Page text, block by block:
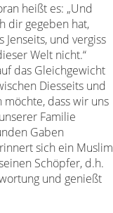
heißt es: „Und
dir gegeben hat,
und vergiss
Welt nicht.“
das Gleichgewicht
Diesseits und
möchte, dass wir uns
Familie
Gaben
sich ein Muslim
Schöpfer, d.h.
und genießt